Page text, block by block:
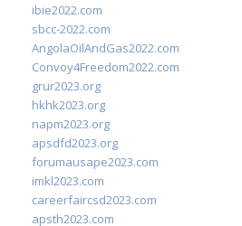
ibie2022.com
sbcc-2022.com
AngolaOilAndGas2022.com
Convoy4Freedom2022.com
grur2023.org
hkhk2023.org
napm2023.org
apsdfd2023.org
forumausape2023.com
imkl2023.com
careerfaircsd2023.com
apsth2023.com